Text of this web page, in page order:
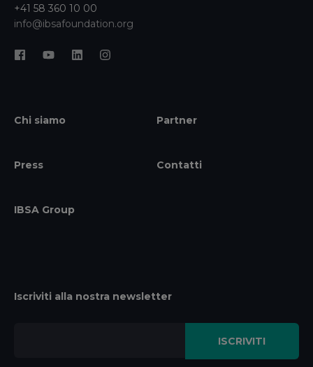
+41 58 360 10 00
info@ibsafoundation.org
Chi siamo Partner
Press Contatti
IBSA Group
Iscriviti alla nostra newsletter